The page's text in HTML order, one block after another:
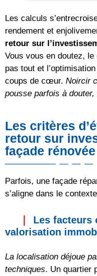
Les calculs
rendement et
retour sur
Vous vous en doutez,
pas tout et
coups de cœur. Noircir
pousse parfois à
Les critères
retour sur
façade rénovée
Parfois, une façade
s’aligne dans le
Les facteurs
valorisation
La localisation déjoue
techniques. Un quartier